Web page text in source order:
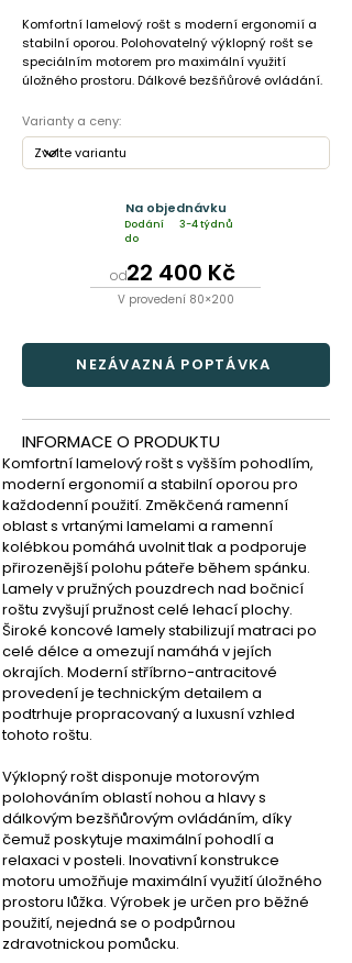
Komfortní lamelový rošt s moderní ergonomií a
stabilní oporou. Polohovatelný výklopný rošt se
speciálním motorem pro maximální využití
úložného prostoru. Dálkové bezšňůrové ovládání.
Varianty a ceny:
Na objednávku
Dodání
do
3-4 týdnů
od22 400 Kč
V provedení 80×200
NEZÁVAZNÁ POPTÁVKA
INFORMACE O PRODUKTU
Komfortní lamelový rošt s vyšším pohodlím,
moderní ergonomií a stabilní oporou pro
každodenní použití. Změkčená ramenní
oblast s vrtanými lamelami a ramenní
kolébkou pomáhá uvolnit tlak a podporuje
přirozenější polohu páteře během spánku.
Lamely v pružných pouzdrech nad bočnicí
roštu zvyšují pružnost celé lehací plochy.
Široké koncové lamely stabilizují matraci po
celé délce a omezují namáhá v jejích
okrajích. Moderní stříbrno-antracitové
provedení je technickým detailem a
podtrhuje propracovaný a luxusní vzhled
tohoto roštu.
Výklopný rošt disponuje motorovým
polohováním oblastí nohou a hlavy s
dálkovým bezšňůrovým ovládáním, díky
čemuž poskytuje maximální pohodlí a
relaxaci v posteli. Inovativní konstrukce
motoru umožňuje maximální využití úložného
prostoru lůžka. Výrobek je určen pro běžné
použití, nejedná se o podpůrnou
zdravotnickou pomůcku.